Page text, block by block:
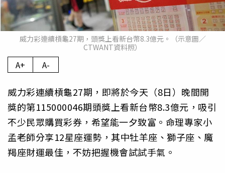
威力彩連續槓龜27期，頭獎上看新台幣8.3億元。（示意圖／
CTWANT資料照）
A+ A-
威力彩連續槓龜27期，即將於今天（8日）晚間開
獎的第115000046期頭獎上看新台幣8.3億元，吸引
不少民眾購買彩券，希望能一夕致富。命理專家小
孟老師分享12星座運勢，其中牡羊座、獅子座、魔
羯座財運最佳，不妨把握機會試試手氣。